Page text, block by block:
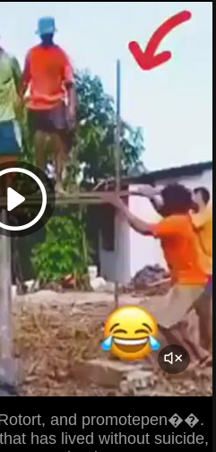
and promotepen��.
has lived without suicide,